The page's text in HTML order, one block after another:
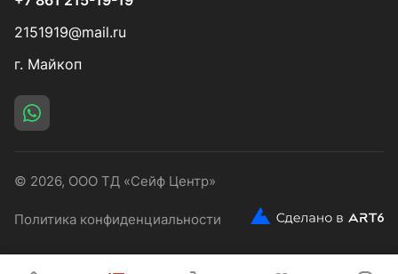
2151919@mail.ru
г. Майкоп
© 2026, ООО ТД «Сейф Центр»
Политика конфиденциальности